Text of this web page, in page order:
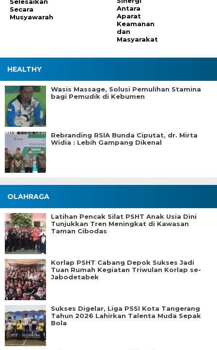
Selesaikan
Secara
Musyawarah
Antara
Aparat
Keamanan
dan
Masyarakat
HEALTHY
Wasis Massage, Solusi Pemulihan Stamina
bagi Pemudik di Kebumen
Rebranding RSIA Bunda Ciputat, dr. Mirta
Widia : Lebih Gampang Dikenal
OLAHRAGA
Latihan Pencak Silat PSHT Anak Usia Dini
Tunjukkan Tren Meningkat di Kawasan
Taman Cibodas
Korlap PSHT Cabang Depok Sukses Jadi
Tuan Rumah Kegiatan Triwulan Korlap se-
Jabodetabek
Sukses Digelar, Liga PSSI Kota Tangerang
Tahun 2026 Lahirkan Talenta Muda Sepak
Bola